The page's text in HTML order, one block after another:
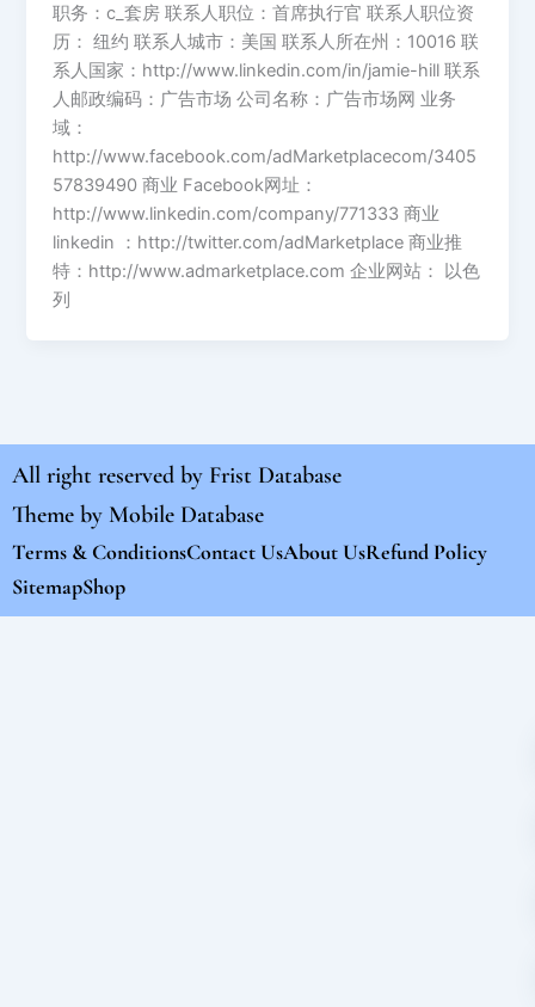
职务：c_套房 联系人职位：首席执行官 联系人职位资
历： 纽约 联系人城市：美国 联系人所在州：10016 联
系人国家：http://www.linkedin.com/in/jamie-hill 联系
人邮政编码：广告市场 公司名称：广告市场网 业务
域：
http://www.facebook.com/adMarketplacecom/3405
57839490 商业 Facebook网址：
http://www.linkedin.com/company/771333 商业
linkedin ：http://twitter.com/adMarketplace 商业推
特：http://www.admarketplace.com 企业网站： 以色
列
All right reserved by Frist Database
Theme by Mobile Database
Terms & ConditionsContact UsAbout UsRefund Policy
SitemapShop